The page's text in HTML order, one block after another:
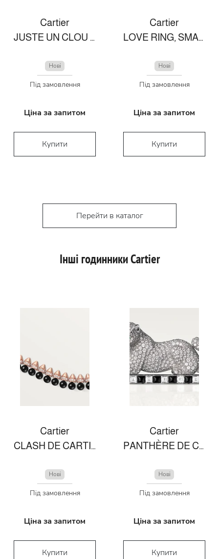
Cartier
JUSTE UN CLOU NECKLACE
Нові
Під замовлення
Ціна за запитом
Купити
Cartier
LOVE RING, SMALL MODEL
Нові
Під замовлення
Ціна за запитом
Купити
Перейти в каталог
Інші годинники Cartier
Cartier
CLASH DE CARTIER BRACELET
Нові
Під замовлення
Ціна за запитом
Купити
Cartier
PANTHÈRE DE CARTIER BROOCH
Нові
Під замовлення
Ціна за запитом
Купити